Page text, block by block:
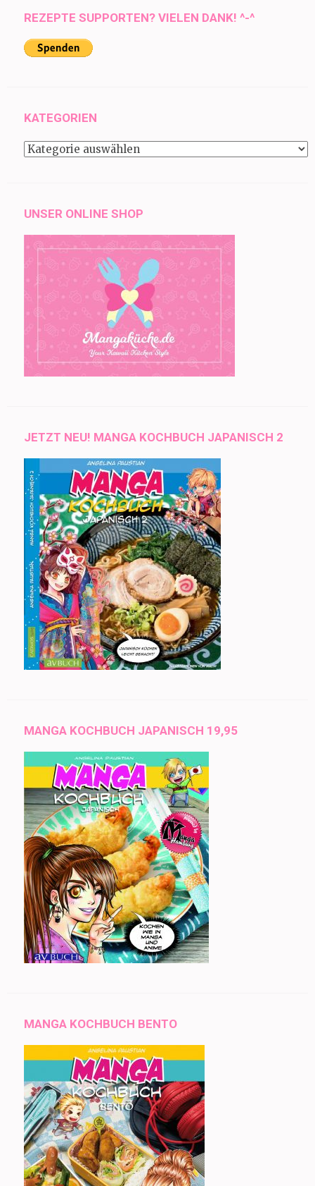
REZEPTE SUPPORTEN? VIELEN DANK! ^-^
KATEGORIEN
Kategorien
UNSER ONLINE SHOP
JETZT NEU! MANGA KOCHBUCH JAPANISCH 2
MANGA KOCHBUCH JAPANISCH 19,95
MANGA KOCHBUCH BENTO